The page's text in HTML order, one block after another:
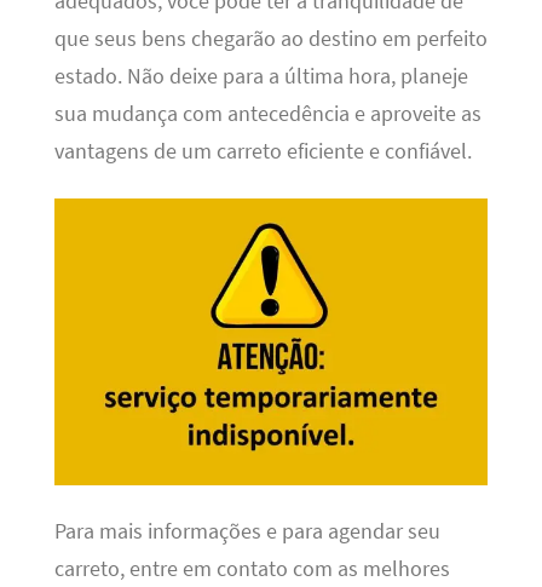
que seus bens chegarão ao destino em perfeito
estado. Não deixe para a última hora, planeje
sua mudança com antecedência e aproveite as
vantagens de um carreto eficiente e confiável.
Para mais informações e para agendar seu
carreto, entre em contato com as melhores